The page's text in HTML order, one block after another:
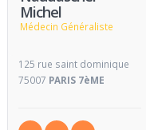
Michel
Médecin Généraliste
125 rue saint dominique
75007 PARIS 7èME